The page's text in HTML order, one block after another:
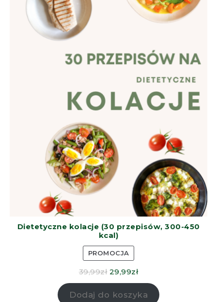
Dietetyczne kolacje (30 przepisów, 300-450
kcal)
PROMOCJA
39,99zł 29,99zł
Dodaj do koszyka